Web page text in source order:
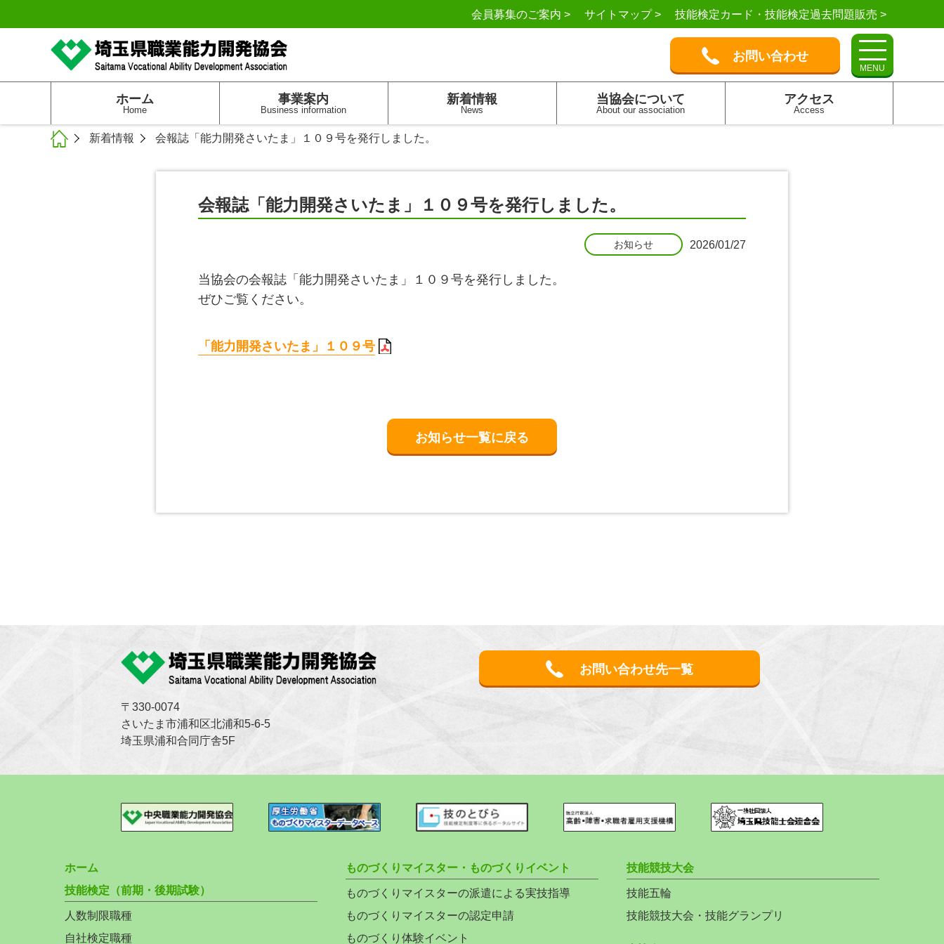
会員募集のご案内 > サイトマップ > 技能検定カード・技能検定過去問題販売 >
お問い合わせ
MENU
ホーム
Home
事業案内
Business information
新着情報
News
当協会について
About our association
アクセス
Access
新着情報 会報誌「能力開発さいたま」１０９号を発行しました。
会報誌「能力開発さいたま」１０９号を発行しました。
お知らせ 2026/01/27
当協会の会報誌「能力開発さいたま」１０９号を発行しました。
ぜひご覧ください。
「能力開発さいたま」１０９号
お知らせ一覧に戻る
〒330-0074
さいたま市浦和区北浦和5-6-5
埼玉県浦和合同庁舎5F
お問い合わせ先一覧
ホーム
技能検定（前期・後期試験）
人数制限職種
自社検定職種
ものづくりマイスター・ものづくりイベント
ものづくりマイスターの派遣による実技指導
ものづくりマイスターの認定申請
ものづくり体験イベント
技能競技大会
技能五輪
技能競技大会・技能グランプリ